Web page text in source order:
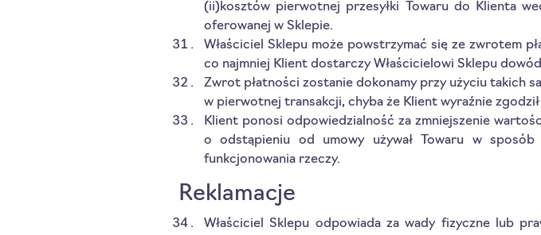
(ii)kosztów pierwotnej przesyłki Towaru do Klienta
oferowanej w Sklepie.
Właściciel Sklepu może powstrzymać się ze zwrotem
co najmniej Klient dostarczy Właścicielowi Sklepu
Zwrot płatności zostanie dokonamy przy użyciu takich
w pierwotnej transakcji, chyba że Klient wyraźnie zgodził
Klient ponosi odpowiedzialność za zmniejszenie
o odstąpieniu od umowy używał Towaru w
funkcjonowania rzeczy.
Reklamacje
Właściciel Sklepu odpowiada za wady fizyczne lub